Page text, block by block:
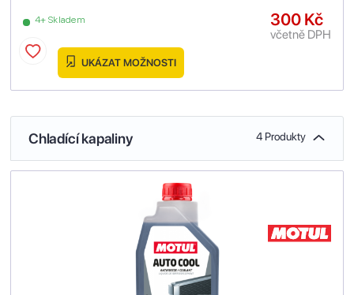
4+ Skladem 300 Kč
včetně DPH
UKÁZAT MOŽNOSTI
Chladící kapaliny 4 Produkty